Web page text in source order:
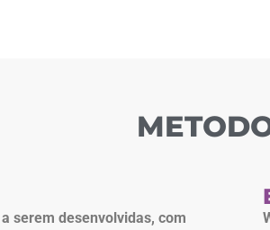
serem desenvolvidas, com